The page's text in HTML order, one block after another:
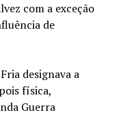
com a exceção
de
designava a
física,
Guerra